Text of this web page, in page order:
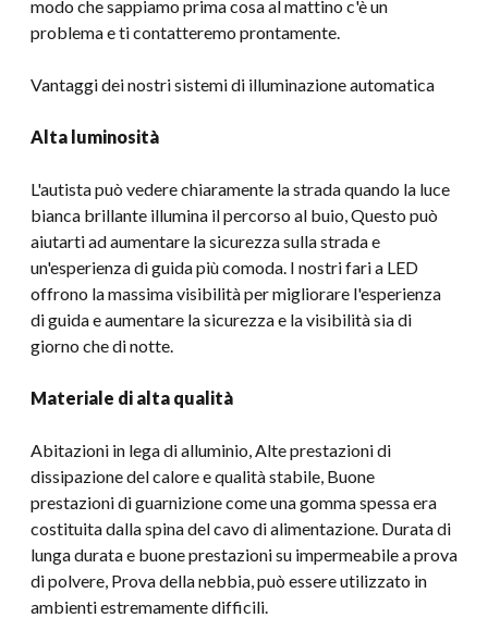
modo che sappiamo prima cosa al mattino c'è un
problema e ti contatteremo prontamente.
Vantaggi dei nostri sistemi di illuminazione automatica
Alta luminosità
L'autista può vedere chiaramente la strada quando la luce
bianca brillante illumina il percorso al buio, Questo può
aiutarti ad aumentare la sicurezza sulla strada e
un'esperienza di guida più comoda. I nostri fari a LED
offrono la massima visibilità per migliorare l'esperienza
di guida e aumentare la sicurezza e la visibilità sia di
giorno che di notte.
Materiale di alta qualità
Abitazioni in lega di alluminio, Alte prestazioni di
dissipazione del calore e qualità stabile, Buone
prestazioni di guarnizione come una gomma spessa era
costituita dalla spina del cavo di alimentazione. Durata di
lunga durata e buone prestazioni su impermeabile a prova
di polvere, Prova della nebbia, può essere utilizzato in
ambienti estremamente difficili.